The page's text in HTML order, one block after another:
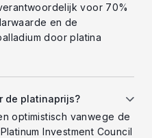
voor 70%
en de
door platina
de platinaprijs?
optimistisch vanwege de
Investment Council